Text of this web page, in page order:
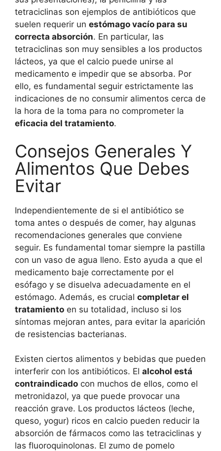
tetraciclinas son ejemplos de antibióticos que
suelen requerir un estómago vacío para su
correcta absorción. En particular, las
tetraciclinas son muy sensibles a los productos
lácteos, ya que el calcio puede unirse al
medicamento e impedir que se absorba. Por
ello, es fundamental seguir estrictamente las
indicaciones de no consumir alimentos cerca de
la hora de la toma para no comprometer la
eficacia del tratamiento.
Consejos Generales Y
Alimentos Que Debes
Evitar
Independientemente de si el antibiótico se
toma antes o después de comer, hay algunas
recomendaciones generales que conviene
seguir. Es fundamental tomar siempre la pastilla
con un vaso de agua lleno. Esto ayuda a que el
medicamento baje correctamente por el
esófago y se disuelva adecuadamente en el
estómago. Además, es crucial completar el
tratamiento en su totalidad, incluso si los
síntomas mejoran antes, para evitar la aparición
de resistencias bacterianas.
Existen ciertos alimentos y bebidas que pueden
interferir con los antibióticos. El alcohol está
contraindicado con muchos de ellos, como el
metronidazol, ya que puede provocar una
reacción grave. Los productos lácteos (leche,
queso, yogur) ricos en calcio pueden reducir la
absorción de fármacos como las tetraciclinas y
las fluoroquinolonas. El zumo de pomelo